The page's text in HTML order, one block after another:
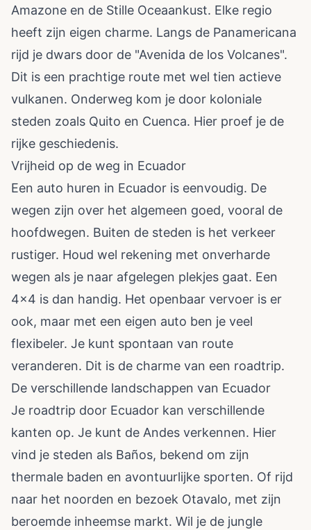
Amazone en de Stille Oceaankust. Elke regio
heeft zijn eigen charme. Langs de Panamericana
rijd je dwars door de "Avenida de los Volcanes".
Dit is een prachtige route met wel tien actieve
vulkanen. Onderweg kom je door koloniale
steden zoals Quito en Cuenca. Hier proef je de
rijke geschiedenis.
Vrijheid op de weg in Ecuador
Een auto huren in Ecuador is eenvoudig. De
wegen zijn over het algemeen goed, vooral de
hoofdwegen. Buiten de steden is het verkeer
rustiger. Houd wel rekening met onverharde
wegen als je naar afgelegen plekjes gaat. Een
4x4 is dan handig. Het openbaar vervoer is er
ook, maar met een eigen auto ben je veel
flexibeler. Je kunt spontaan van route
veranderen. Dit is de charme van een roadtrip.
De verschillende landschappen van Ecuador
Je roadtrip door Ecuador kan verschillende
kanten op. Je kunt de Andes verkennen. Hier
vind je steden als Baños, bekend om zijn
thermale baden en avontuurlijke sporten. Of rijd
naar het noorden en bezoek Otavalo, met zijn
beroemde inheemse markt. Wil je de jungle